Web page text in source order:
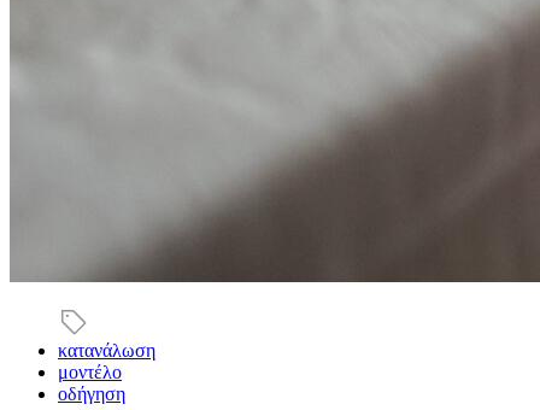
κατανάλωση
μοντέλο
οδήγηση